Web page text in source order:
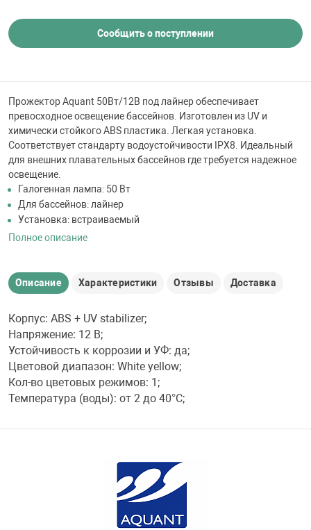
Прожектор Aquant 50Вт/12В под лайнер обеспечивает
превосходное освещение бассейнов. Изготовлен из UV и
химически стойкого ABS пластика. Легкая установка.
Соответствует стандарту водоустойчивости IPX8. Идеальный
для внешних плавательных бассейнов где требуется надежное
освещение.
Галогенная лампа: 50 Вт
Для бассейнов: лайнер
Установка: встраиваемый
Полное описание
Сообщить о поступлении
Описание Характеристики Отзывы Доставка
Корпус: ABS + UV stabilizer;
Напряжение: 12 В;
Устойчивость к коррозии и УФ: да;
Цветовой диапазон: White yellow;
Кол-во цветовых режимов: 1;
Температура (воды): от 2 до 40°С;